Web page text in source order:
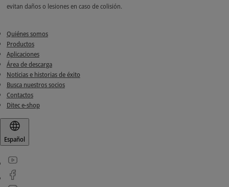
evitan daños o lesiones en caso de colisión.
Quiénes somos
Productos
Aplicaciones
Área de descarga
Noticias e historias de éxito
Busca nuestros socios
Contactos
Ditec e-shop
Español